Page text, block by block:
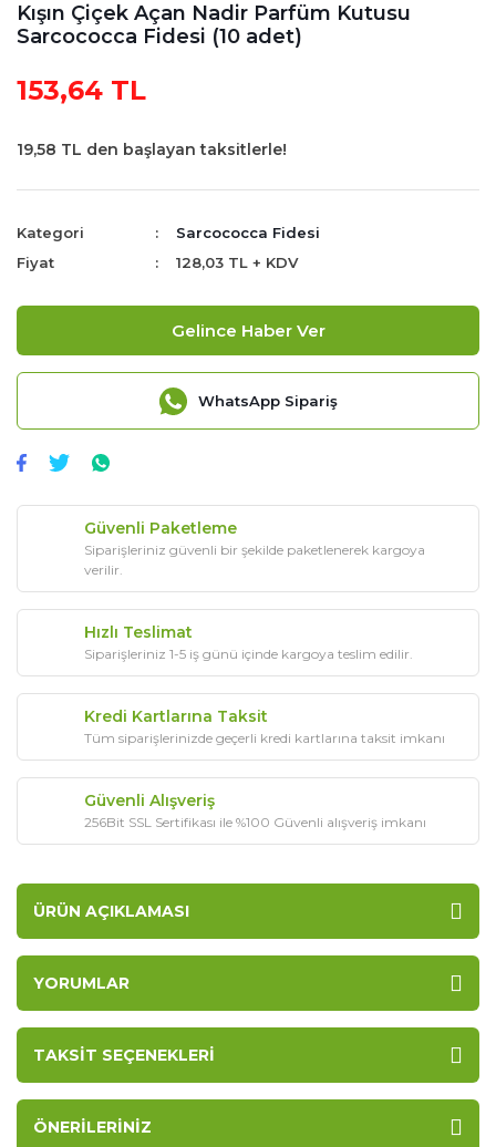
Kışın Çiçek Açan Nadir Parfüm Kutusu
Sarcococca Fidesi (10 adet)
153,64 TL
19,58 TL den başlayan taksitlerle!
Kategori
Sarcococca Fidesi
Fiyat
128,03 TL + KDV
Gelince Haber Ver
WhatsApp Sipariş
Güvenli Paketleme
Siparişleriniz güvenli bir şekilde paketlenerek kargoya
verilir.
Hızlı Teslimat
Siparişleriniz 1-5 iş günü içinde kargoya teslim edilir.
Kredi Kartlarına Taksit
Tüm siparişlerinizde geçerli kredi kartlarına taksit imkanı
Güvenli Alışveriş
256Bit SSL Sertifikası ile %100 Güvenli alışveriş imkanı
ÜRÜN AÇIKLAMASI
YORUMLAR
TAKSIT SEÇENEKLERI
ÖNERILERINIZ